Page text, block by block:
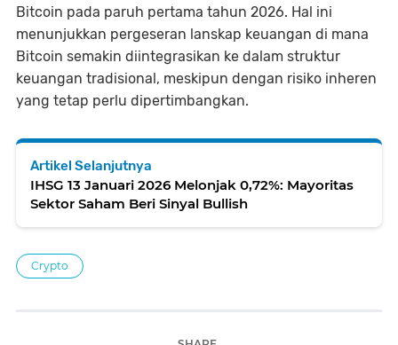
Bitcoin pada paruh pertama tahun 2026. Hal ini
menunjukkan pergeseran lanskap keuangan di mana
Bitcoin semakin diintegrasikan ke dalam struktur
keuangan tradisional, meskipun dengan risiko inheren
yang tetap perlu dipertimbangkan.
Artikel Selanjutnya
IHSG 13 Januari 2026 Melonjak 0,72%: Mayoritas
Sektor Saham Beri Sinyal Bullish
Crypto